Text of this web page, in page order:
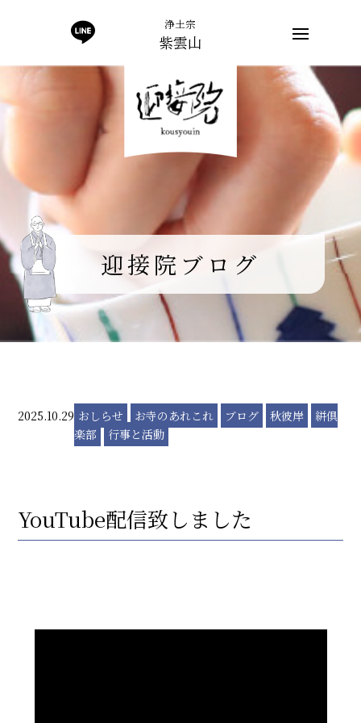
浄土宗
紫雲山
迎接院ブログ
2025.10.29 おしらせ お寺のあれこれ ブログ 秋彼岸
絣倶
楽部
行事と活動
YouTube配信致しました